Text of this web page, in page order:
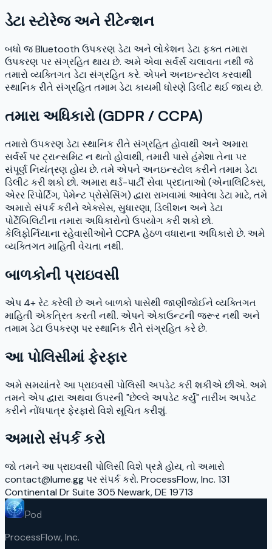
ડેટા સ્ટોરેજ અને રીટેન્શન
બધો જ Bluetooth ઉપકરણ ડેટા અને લોકેશન ડેટા ફક્ત તમારા
ઉપકરણ પર સંગ્રહિત થાય છે. અમે એવા સર્વર્સ ચલાવતા નથી જે
તમારો વ્યક્તિગત ડેટા સંગ્રહિત કરે. એપને અનઇન્સ્ટોલ કરવાથી
સ્થાનિક રીતે સંગ્રહિત તમામ ડેટા કાયમી ધોરણે ડિલીટ થઈ જાય છે.
તમારા અધિકારો (GDPR / CCPA)
તમારો ઉપકરણ ડેટા સ્થાનિક રીતે સંગ્રહિત હોવાથી અને અમારા
સર્વર્સ પર ટ્રાન્સમિટ ન થતો હોવાથી, તમારી પાસે હંમેશા તેના પર
સંપૂર્ણ નિયંત્રણ હોય છે. તમે એપને અનઇન્સ્ટોલ કરીને તમામ ડેટા
ડિલીટ કરી શકો છો. અમારા થર્ડ-પાર્ટી સેવા પ્રદાતાઓ (એનાલિટિક્સ,
એરર રિપોર્ટિંગ, પેમેન્ટ પ્રોસેસિંગ) દ્વારા રાખવામાં આવેલા ડેટા માટે, તમે
અમારો સંપર્ક કરીને એક્સેસ, સુધારણા, ડિલીશન અને ડેટા
પોર્ટેબિલિટીના તમારા અધિકારોનો ઉપયોગ કરી શકો છો.
કેલિફોર્નિયાના રહેવાસીઓને CCPA હેઠળ વધારાના અધિકારો છે. અમે
વ્યક્તિગત માહિતી વેચતા નથી.
બાળકોની પ્રાઇવસી
એપ 4+ રેટ કરેલી છે અને બાળકો પાસેથી જાણીજોઈને વ્યક્તિગત
માહિતી એકત્રિત કરતી નથી. એપને એકાઉન્ટની જરૂર નથી અને
તમામ ડેટા ઉપકરણ પર સ્થાનિક રીતે સંગ્રહિત કરે છે.
આ પોલિસીમાં ફેરફાર
અમે સમયાંતરે આ પ્રાઇવસી પોલિસી અપડેટ કરી શકીએ છીએ. અમે
તમને એપ દ્વારા અથવા ઉપરની "છેલ્લે અપડેટ કર્યું" તારીખ અપડેટ
કરીને નોંધપાત્ર ફેરફારો વિશે સૂચિત કરીશું.
અમારો સંપર્ક કરો
જો તમને આ પ્રાઇવસી પોલિસી વિશે પ્રશ્નો હોય, તો અમારો
contact@lume.gg પર સંપર્ક કરો. ProcessFlow, Inc. 131
Continental Dr Suite 305 Newark, DE 19713
Pod
ProcessFlow, Inc.